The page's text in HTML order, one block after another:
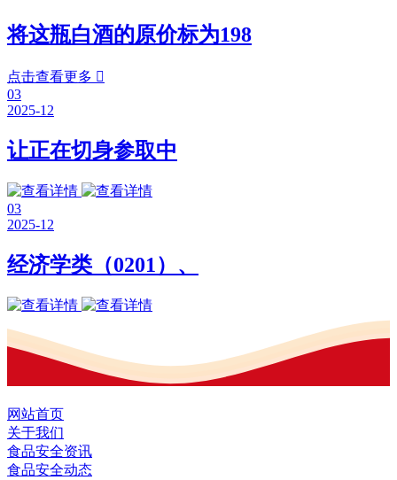
将这瓶白酒的原价标为198
点击查看更多 
03
2025-12
让正在切身参取中
03
2025-12
经济学类（0201）、
网站首页
关于我们
食品安全资讯
食品安全动态